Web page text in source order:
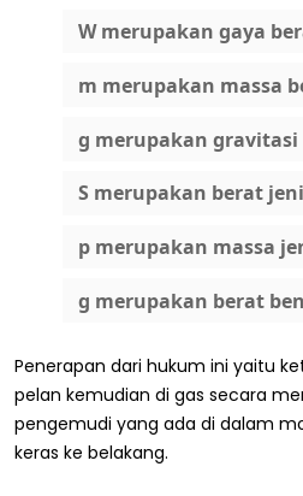
W merupakan gaya
m merupakan massa
g merupakan
S merupakan berat
p merupakan massa
g merupakan berat
Penerapan dari hukum ini yaitu
pelan kemudian di gas secara
pengemudi yang ada di dalam
keras ke belakang.